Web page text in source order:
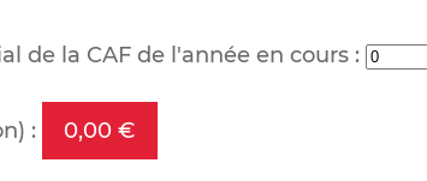
de la CAF de l'année en cours :
: 0,00 €